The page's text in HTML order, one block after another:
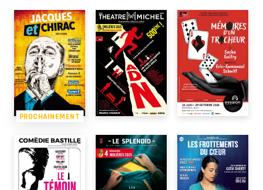
PROCHAINEMENT